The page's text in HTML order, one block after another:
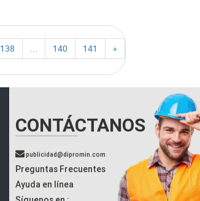
138 ... 140 141 »
CONTÁCTANOS
publicidad@dipromin.com
Preguntas Frecuentes
Ayuda en línea